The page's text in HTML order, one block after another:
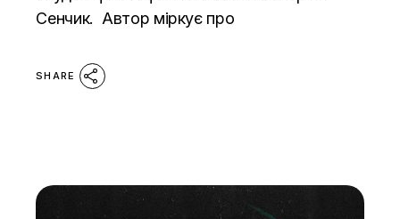
Сенчик. Автор міркує про
SHARE